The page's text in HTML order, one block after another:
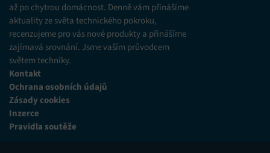
až po chytrou domácnost. Denně vám přinášíme
aktuality ze světa technického pokroku,
recenzujeme pro vás nové produkty a přinášíme
zajímavá srovnání. Jsme vaším průvodcem
světem techniky.
Kontakt
Ochrana osobních údajů
Zásady cookies
Inzerce
Pravidla soutěže